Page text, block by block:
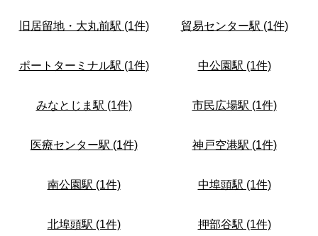
旧居留地・大丸前駅 (1件) 貿易センター駅 (1件)
ポートターミナル駅 (1件) 中公園駅 (1件)
みなとじま駅 (1件) 市民広場駅 (1件)
医療センター駅 (1件) 神戸空港駅 (1件)
南公園駅 (1件) 中埠頭駅 (1件)
北埠頭駅 (1件) 押部谷駅 (1件)